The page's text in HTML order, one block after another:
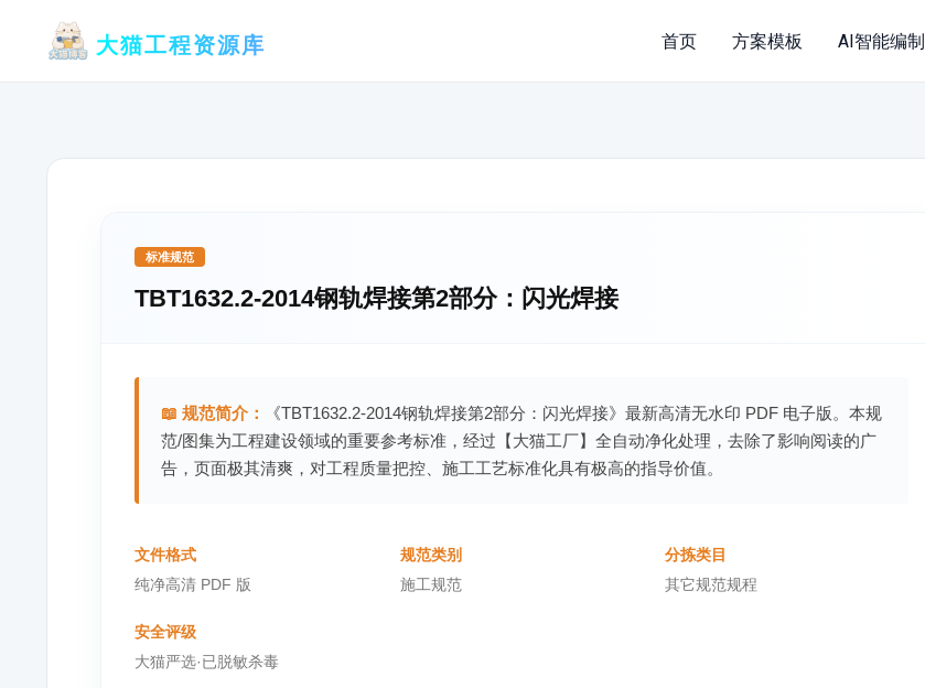
大猫工程资源库 首页 方案模板 AI智能编制
标准规范
TBT1632.2-2014钢轨焊接第2部分：闪光焊接
📖 规范简介：
《TBT1632.2-2014钢轨焊接第2部分：闪光焊接》最新高清无水印 PDF 电子版。本规
范/图集为工程建设领域的重要参考标准，经过【大猫工厂】全自动净化处理，去除了影响阅读的广
告，页面极其清爽，对工程质量把控、施工工艺标准化具有极高的指导价值。
文件格式
纯净高清 PDF 版
规范类别
施工规范
分拣类目
其它规范规程
安全评级
大猫严选·已脱敏杀毒